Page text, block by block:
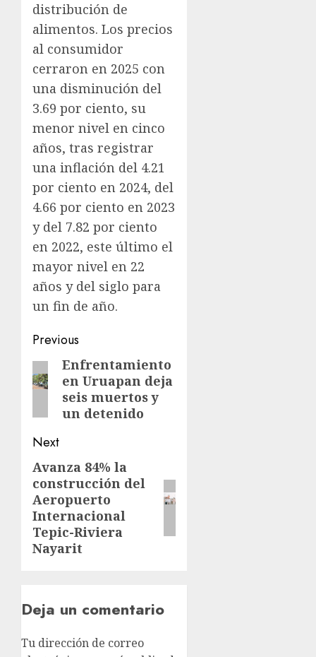
distribución de
alimentos. Los precios
al consumidor
cerraron en 2025 con
una disminución del
3.69 por ciento, su
menor nivel en cinco
años, tras registrar
una inflación del 4.21
por ciento en 2024, del
4.66 por ciento en 2023
y del 7.82 por ciento
en 2022, este último el
mayor nivel en 22
años y del siglo para
un fin de año.
Previous
Enfrentamiento
en Uruapan deja
seis muertos y
un detenido
Next
Avanza 84% la
construcción del
Aeropuerto
Internacional
Tepic-Riviera
Nayarit
Deja un comentario
Tu dirección de correo